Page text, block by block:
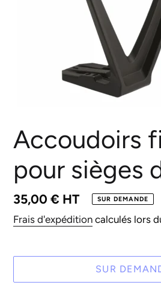
Accoudoirs
pour sièges
Prix
normal
35,00 € HT SUR DEMANDE
Frais d'expédition calculés lors
SUR